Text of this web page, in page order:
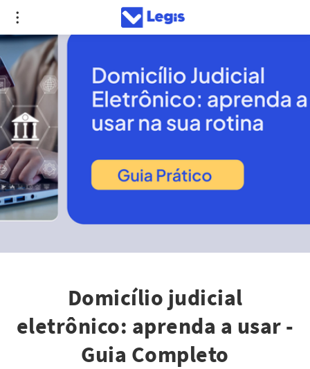
Domicílio judicial
eletrônico: aprenda a usar -
Guia Completo